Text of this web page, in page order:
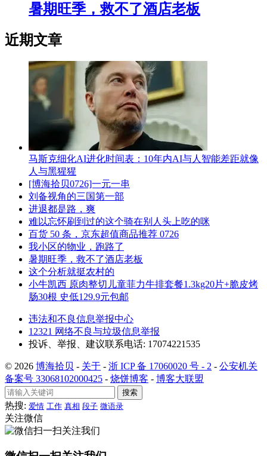
暑期旺季，救不了酒店老板
近期文章
马斯克细化AI进化时间表：10年内AI与人智能差距就像
人与黑猩猩
[博海拾贝0726]一元一串
刘备视角的三国第一部
进退都是路，爽
难以忘怀刷到过的这个骑在别人头上吃的咪
百货 50 条，京东超值商品推荐 0726
我小区的物业，跑路了
暑期旺季，救不了酒店老板
这个分析就挺农村的
小牛凯西 原肉整切儿童菲力牛排套餐1.3kg20片+脆皮烤
肠30根 史低129.9元包邮
违法和不良信息举报中心
12321 网络不良与垃圾信息举报
投诉、举报、建议联系电话: 17074221535
© 2026 博海拾贝 - 关于 - 浙 ICP 备 17060020 号 - 2 - 公安机关
备案号 33068102000425 - 烧饼博客 - 博客大联盟
搜索
热搜: 爱情 工作 真相 段子 微语录
关注微信